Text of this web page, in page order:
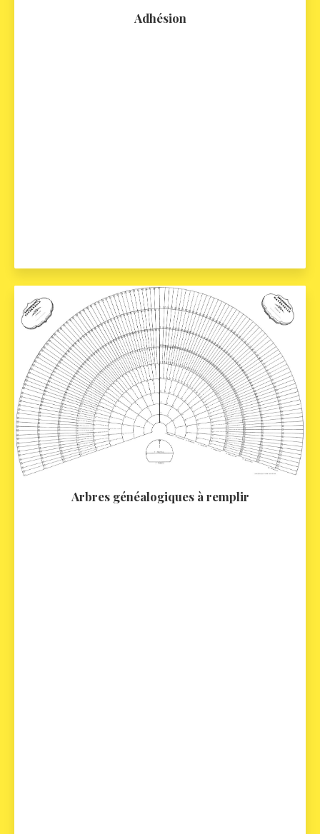
Adhésion
Arbres généalogiques à remplir